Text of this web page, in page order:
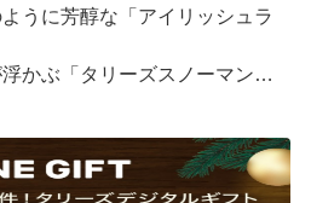
うに芳醇な「アイリッシュラ
かぶ「タリーズスノーマンラ
、クリスマス気分をお楽しみく